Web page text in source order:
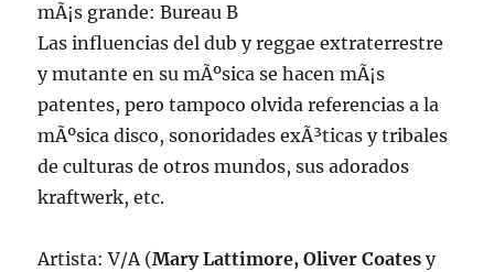
mÃ¡s grande: Bureau B
Las influencias del dub y reggae extraterrestre
y mutante en su mÃºsica se hacen mÃ¡s
patentes, pero tampoco olvida referencias a la
mÃºsica disco, sonoridades exÃ³ticas y tribales
de culturas de otros mundos, sus adorados
kraftwerk, etc.
Artista: V/A (Mary Lattimore, Oliver Coatesy